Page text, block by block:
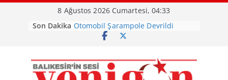
Skip
8 Ağustos 2026 Cumartesi, 04:33
Son Dakika Otomobil Şarampole Devrildi
Büyükşehir’den Kepsut’a Yatırım
Burhaniye’de Ot Yangını
Havran Siyah İncirinde Hasat